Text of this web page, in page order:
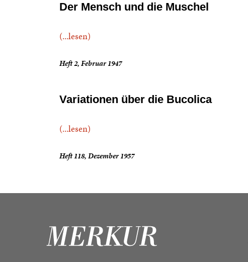
Der Mensch und die Muschel
(...lesen)
Heft 2, Februar 1947
Variationen über die Bucolica
(...lesen)
Heft 118, Dezember 1957